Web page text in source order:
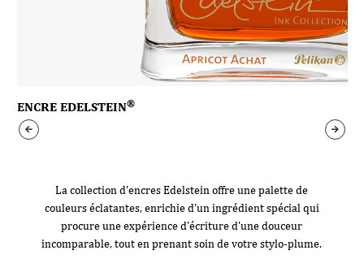
ENCRE EDELSTEIN®
La collection d'encres Edelstein offre une palette de
couleurs éclatantes, enrichie d'un ingrédient spécial qui
procure une expérience d'écriture d'une douceur
incomparable, tout en prenant soin de votre stylo-plume.